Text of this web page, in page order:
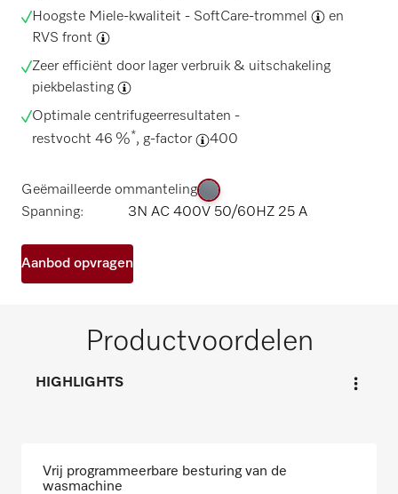
Hoogste Miele-kwaliteit - SoftCare-trommel
en
RVS front
Zeer efficiënt door lager verbruik & uitschakeling
piekbelasting
Optimale centrifugeerresultaten -
restvocht 46 %*, g-factor 400
Geëmailleerde ommanteling
Spanning:
3N AC 400V 50/60HZ 25 A
Aanbod opvragen
Productvoordelen
HIGHLIGHTS
Vrij programmeerbare besturing van de
wasmachine